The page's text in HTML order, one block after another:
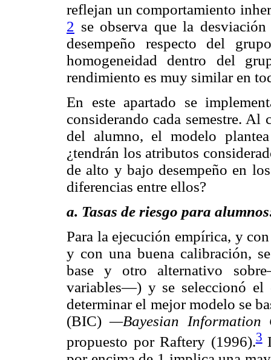
reflejan un comportamiento
2 se observa que la
desempeño respecto del
homogeneidad dentro del
rendimiento es muy similar en
En este apartado se
considerando cada semestre.
del alumno, el modelo
¿tendrán los atributos
de alto y bajo desempeño en
diferencias entre ellos?
a. Tasas de riesgo para
Para la ejecución empírica, y
y con una buena calibración,
base y otro alternativo
variables—) y se seleccionó el
determinar el mejor modelo se
(BIC)—Bayesian
propuesto por Raftery (1996).3